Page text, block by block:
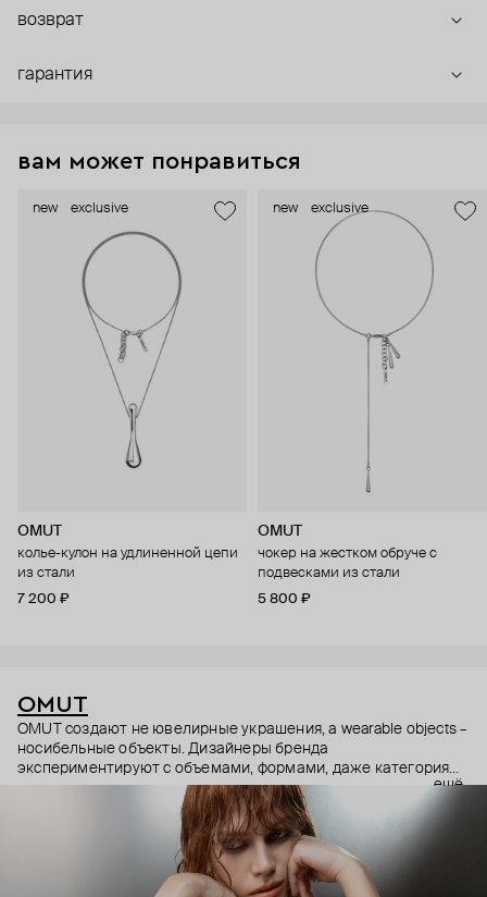
возврат
гарантия
вам может понравиться
new exclusive
OMUT
колье-кулон на удлиненной цепи
из стали
7 200 ₽
new exclusive
OMUT
чокер на жестком обруче с
подвесками из стали
5 800 ₽
OMUT
OMUT создают не ювелирные украшения, а wearable objects –
носибельные объекты. Дизайнеры бренда
экспериментируют с объемами, формами, даже категориями
украшений (цепи – не только на шею, но и на тело). В
результате получаются лаконичные украшения, но всегда с
неожиданными деталями: колье с пирсингом, шипованные
сердца и серьги-цепи. Украшения OMUT носят стилисты,
музыкальные исполнители и лидеры мнений: Алексей
Сухарев, Андрей Toxi$, Валя Карнавал и многие другие.
ещё